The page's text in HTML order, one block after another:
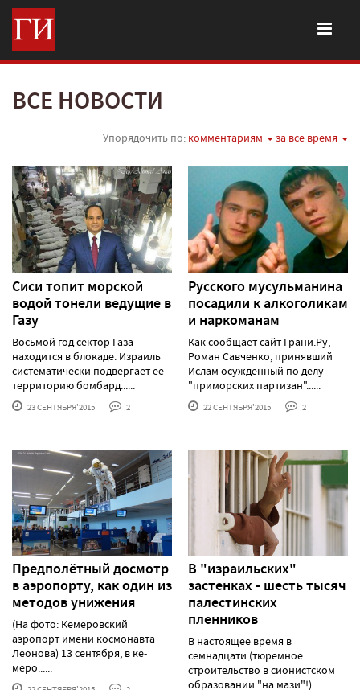
ВСЕ НОВОСТИ
Упорядочить по: комментариям за все время
Сиси топит морской
водой тонели ведущие в
Газу
Восьмой год сектор Газа
находится в блокаде. Израиль
систематически подвергает ее
территорию бомбард......
23 СЕНТЯБРЯ'2015 2
Русского мусульманина
посадили к алкоголикам
и наркоманам
Как сообщает сайт Грани.Ру,
Роман Савченко, принявший
Ислам осужденный по делу
"приморских партизан"......
22 СЕНТЯБРЯ'2015 2
Пред­по­лёт­ный дос­мотр
в а­эро­пор­ту, как один из
методов унижения
(На фото: Кемеровский
аэропорт имени космонавта
Леонова) 13 сен­тября, в ке­
меро......
В "израильских"
застенках - шесть тысяч
палестинских
пленников
В настоящее время в
семнадцати (тюремное
строительство в сионистском
образовании "на мази"!)